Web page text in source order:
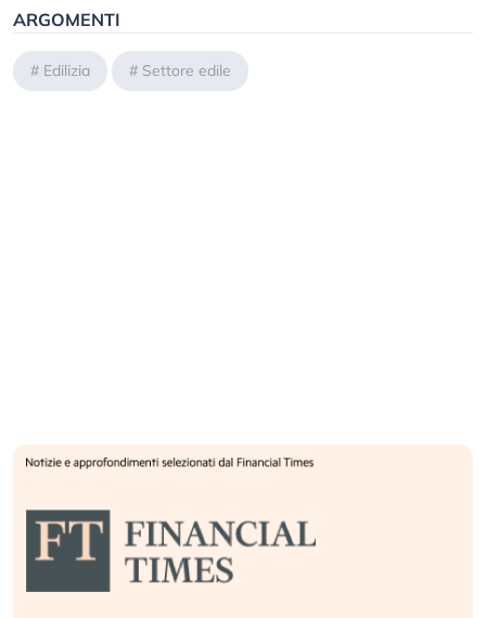
ARGOMENTI
# Edilizia # Settore edile